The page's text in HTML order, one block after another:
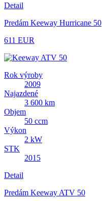
Detail
Predám Keeway Hurricane 50
611 EUR
Rok výroby
2009
Najazdené
3 600 km
Objem
50 ccm
Výkon
2 kW
STK
2015
Detail
Predám Keeway ATV 50